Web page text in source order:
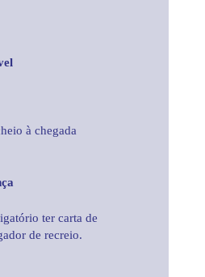
à chegada
ter carta de
de recreio.